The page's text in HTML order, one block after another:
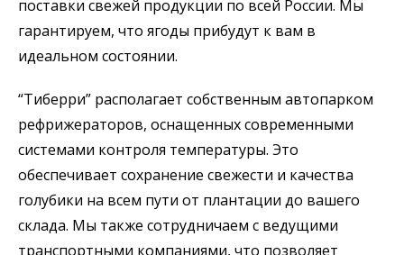
поставки свежей продукции по всей России. Мы
гарантируем, что ягоды прибудут к вам в
идеальном состоянии.
“Тиберри” располагает собственным автопарком
рефрижераторов, оснащенных современными
системами контроля температуры. Это
обеспечивает сохранение свежести и качества
голубики на всем пути от плантации до вашего
склада. Мы также сотрудничаем с ведущими
транспортными компаниями, что позволяет